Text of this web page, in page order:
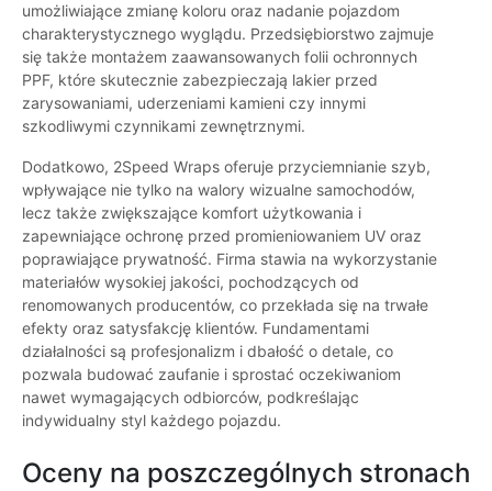
umożliwiające zmianę koloru oraz nadanie pojazdom
charakterystycznego wyglądu. Przedsiębiorstwo zajmuje
się także montażem zaawansowanych folii ochronnych
PPF, które skutecznie zabezpieczają lakier przed
zarysowaniami, uderzeniami kamieni czy innymi
szkodliwymi czynnikami zewnętrznymi.
Dodatkowo, 2Speed Wraps oferuje przyciemnianie szyb,
wpływające nie tylko na walory wizualne samochodów,
lecz także zwiększające komfort użytkowania i
zapewniające ochronę przed promieniowaniem UV oraz
poprawiające prywatność. Firma stawia na wykorzystanie
materiałów wysokiej jakości, pochodzących od
renomowanych producentów, co przekłada się na trwałe
efekty oraz satysfakcję klientów. Fundamentami
działalności są profesjonalizm i dbałość o detale, co
pozwala budować zaufanie i sprostać oczekiwaniom
nawet wymagających odbiorców, podkreślając
indywidualny styl każdego pojazdu.
Oceny na poszczególnych stronach